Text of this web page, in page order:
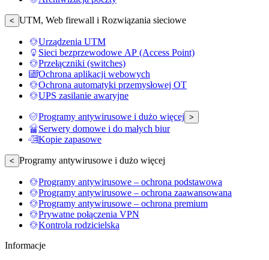
< UTM, Web firewall i Rozwiązania sieciowe
Urządzenia UTM
Sieci bezprzewodowe AP (Access Point)
Przełączniki (switches)
Ochrona aplikacji webowych
Ochrona automatyki przemysłowej OT
UPS zasilanie awaryjne
Programy antywirusowe i dużo więcej >
Serwery domowe i do małych biur
Kopie zapasowe
< Programy antywirusowe i dużo więcej
Programy antywirusowe – ochrona podstawowa
Programy antywirusowe – ochrona zaawansowana
Programy antywirusowe – ochrona premium
Prywatne połączenia VPN
Kontrola rodzicielska
Informacje